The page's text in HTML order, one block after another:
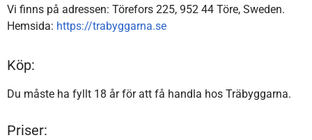
Vi finns på adressen: Törefors 225, 952 44 Töre, Sweden.
Hemsida: https://trabyggarna.se
Köp:
Du måste ha fyllt 18 år för att få handla hos Träbyggarna.
Priser: